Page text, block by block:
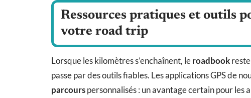
Ressources pratiques et outils
votre road trip
Lorsque les kilomètres s’enchaînent, leroadbook
passe par des outils fiables. Les applications GPS de
parcourspersonnalisés : un avantage certain pour